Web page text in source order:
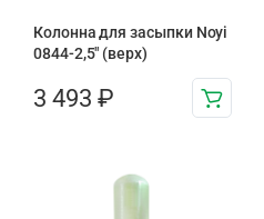
Колонна для засыпки Noyi
0844-2,5″ (верх)
3 493 ₽